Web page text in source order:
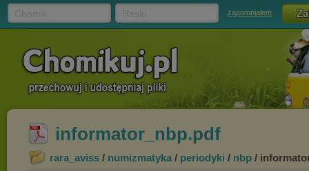
zapomniałem
informator_nbp.pdf
rara_aviss / numizmatyka / periodyki / nbp /